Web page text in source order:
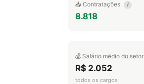
📥 Contratações i
8.818
💰 Salário médio do setor
R$ 2.052
todos os cargos